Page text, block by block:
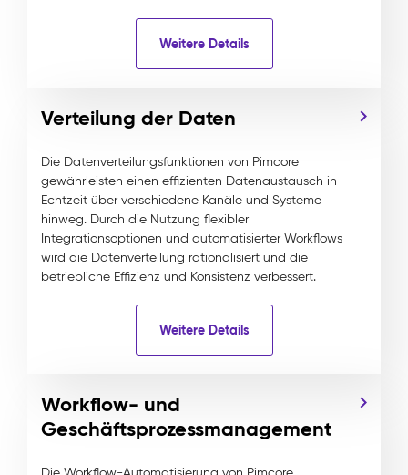
Weitere Details
Verteilung der Daten
Die Datenverteilungsfunktionen von Pimcore
gewährleisten einen effizienten Datenaustausch in
Echtzeit über verschiedene Kanäle und Systeme
hinweg. Durch die Nutzung flexibler
Integrationsoptionen und automatisierter Workflows
wird die Datenverteilung rationalisiert und die
betriebliche Effizienz und Konsistenz verbessert.
Weitere Details
Workflow- und
Geschäftsprozessmanagement